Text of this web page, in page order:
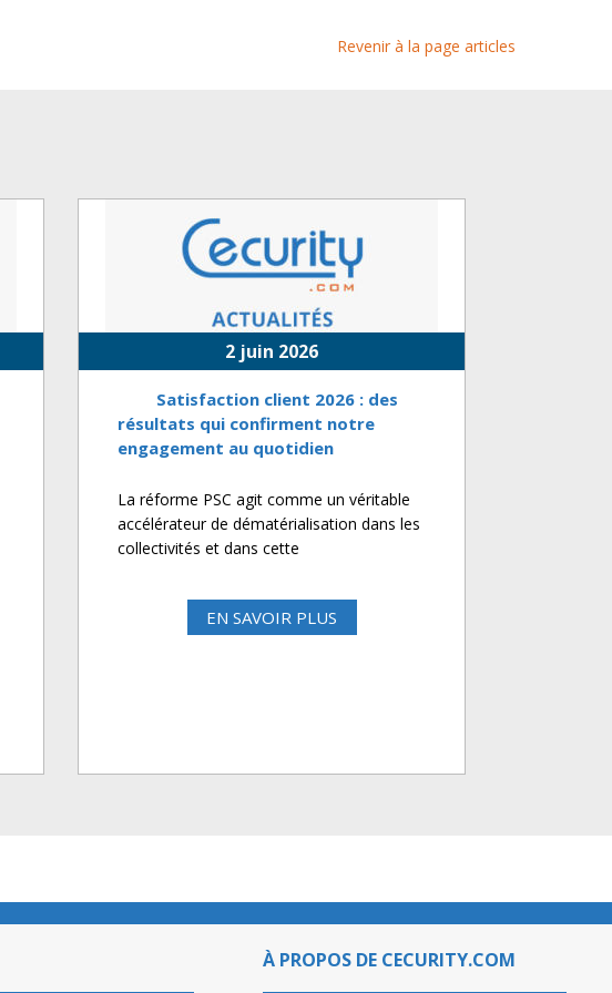
Revenir à la page articles
2 juin 2026
Satisfaction client 2026 : des
résultats qui confirment notre
engagement au quotidien
La réforme PSC agit comme un véritable
accélérateur de dématérialisation dans les
collectivités et dans cette
EN SAVOIR PLUS
À PROPOS DE CECURITY.COM